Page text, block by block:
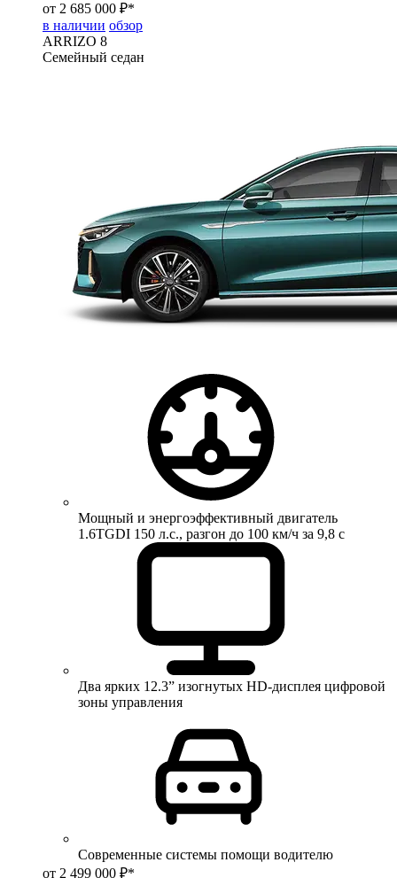
от 2 685 000 ₽*
в наличии обзор
ARRIZO 8
Семейный седан
Мощный и энергоэффективный двигатель
1.6TGDI 150 л.с., разгон до 100 км/ч за 9,8 с
Два ярких 12.3” изогнутых HD-дисплея цифровой
зоны управления
Современные системы помощи водителю
от 2 499 000 ₽*